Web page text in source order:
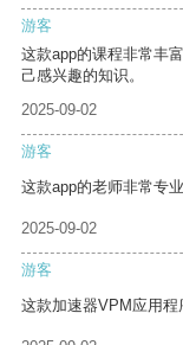
游客
这款app的课程非常丰
己感兴趣的知识。
2025-09-02
游客
这款app的老师非常专
2025-09-02
游客
这款加速器VPM应用程